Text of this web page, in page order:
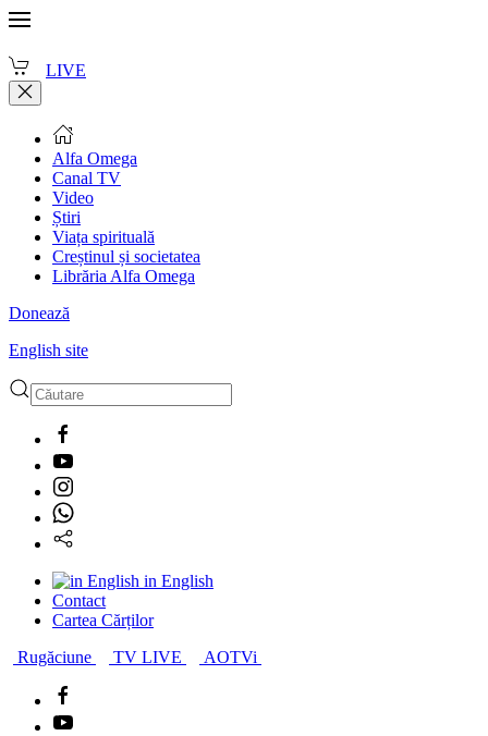
LIVE
Alfa Omega
Canal TV
Video
Știri
Viața spirituală
Creștinul și societatea
Librăria Alfa Omega
Donează
English site
in English
Contact
Cartea Cărților
Rugăciune
TV LIVE AOTVi